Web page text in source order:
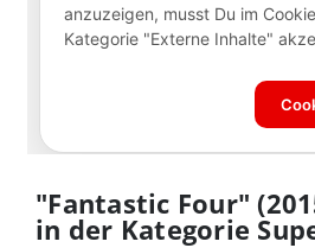
"Fantastic Four"
in der Kategorie